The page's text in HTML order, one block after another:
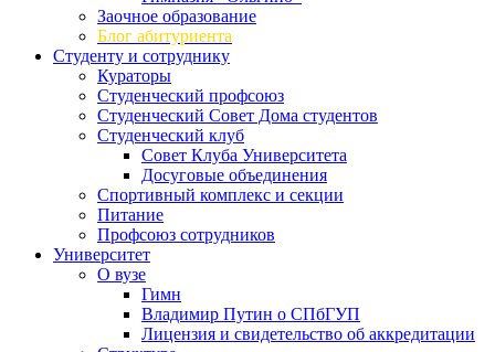
Заочное образование
Блог абитуриента
Студенту и сотруднику
Кураторы
Студенческий профсоюз
Студенческий Совет Дома студентов
Студенческий клуб
Совет Клуба Университета
Досуговые объединения
Спортивный комплекс и секции
Питание
Профсоюз сотрудников
Университет
О вузе
Гимн
Владимир Путин о СПбГУП
Лицензия и свидетельство об аккредитации